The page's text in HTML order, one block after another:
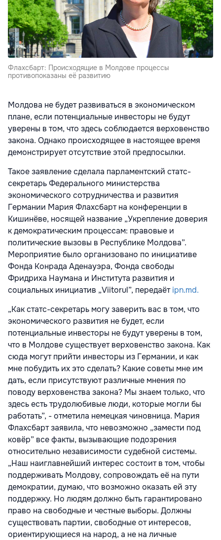
Флахсбарт: Происходящие в Молдове процессы
противопоказаны её развитию
Молдова не будет развиваться в экономическом
плане, если потенциальные инвесторы не будут
уверены в том, что здесь соблюдается верховенство
закона. Однако происходящее в настоящее время
демонстрирует отсутствие этой предпосылки.
Такое заявление сделала парламентский статс-
секретарь Федерального министерства
экономического сотрудничества и развития
Германии Мария Флахсбарт на конференции в
Кишинёве, носящей название „Укрепление доверия
к демократическим процессам: правовые и
политические вызовы в Республике Молдова”.
Мероприятие было организовано по инициативе
Фонда Конрада Аденауэра, Фонда свободы
Фридриха Наумана и Института развития и
социальных инициатив „Viitorul”, передаётipn.md.
„Как статс-секретарь могу заверить вас в том, что
экономического развития не будет, если
потенциальные инвесторы не будут уверены в том,
что в Молдове существует верховенство закона. Как
сюда могут прийти инвесторы из Германии, и как
мне побудить их это сделать? Какие советы мне им
дать, если присутствуют различные мнения по
поводу верховенства закона? Мы знаем только, что
здесь есть трудолюбивые люди, которые могли бы
работать”, - отметила немецкая чиновница. Мария
Флахсбарт заявила, что невозможно „замести под
ковёр” все факты, вызывающие подозрения
относительно независимости судебной системы.
„Наш наиглавнейший интерес состоит в том, чтобы
поддерживать Молдову, сопровождать её на пути
демократии, думаю, что возможно оказать ей эту
поддержку. Но людям должно быть гарантировано
право на свободные и честные выборы. Должны
существовать партии, свободные от интересов,
ориентирующиеся на народ, а не на личные